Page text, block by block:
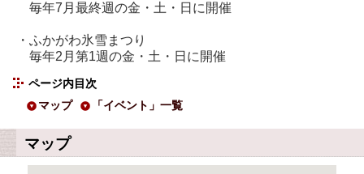
毎年7月最終週の金・土・日に開催
・ふかがわ氷雪まつり
毎年2月第1週の金・土・日に開催
ページ内目次
マップ
「イベント」一覧
マップ